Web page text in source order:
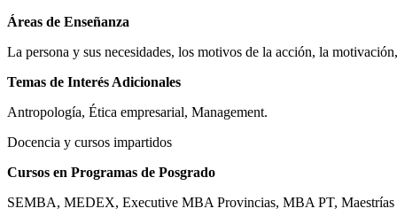
Áreas de Enseñanza
La persona y sus necesidades, los motivos de la acción, la
Temas de Interés Adicionales
Antropología, Ética empresarial, Management.
Docencia y cursos impartidos
Cursos en Programas de Posgrado
SEMBA, MEDEX, Executive MBA Provincias, MBA PT, Maestrías